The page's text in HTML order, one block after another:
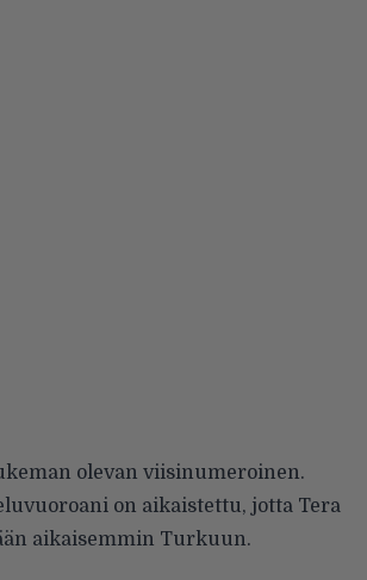
olevan viisinumeroinen.
on aikaistettu, jotta Tera
aikaisemmin Turkuun.